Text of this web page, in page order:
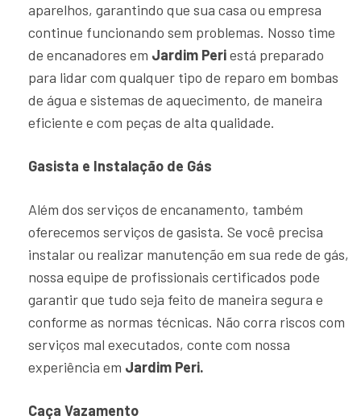
aparelhos, garantindo que sua casa ou empresa
continue funcionando sem problemas. Nosso time
de encanadores em Jardim Periestá preparado
para lidar com qualquer tipo de reparo em bombas
de água e sistemas de aquecimento, de maneira
eficiente e com peças de alta qualidade.
Gasista e Instalação de Gás
Além dos serviços de encanamento, também
oferecemos serviços de gasista. Se você precisa
instalar ou realizar manutenção em sua rede de gás,
nossa equipe de profissionais certificados pode
garantir que tudo seja feito de maneira segura e
conforme as normas técnicas. Não corra riscos com
serviços mal executados, conte com nossa
experiência em Jardim Peri.
Caça Vazamento